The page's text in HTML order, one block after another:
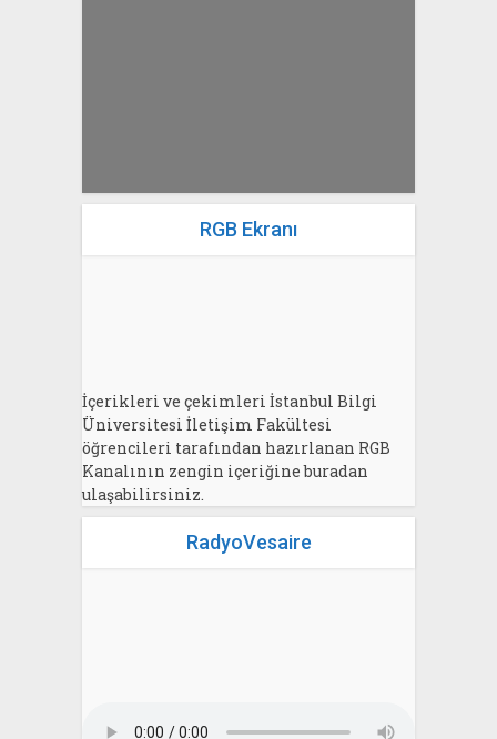
RGB Ekranı
İçerikleri ve çekimleri İstanbul Bilgi
Üniversitesi İletişim Fakültesi
öğrencileri tarafından hazırlanan RGB
Kanalının zengin içeriğine buradan
ulaşabilirsiniz.
RadyoVesaire